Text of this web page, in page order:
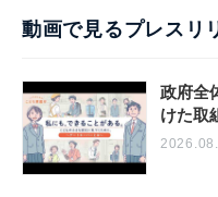
動画で見るプレスリ
政府全
けた取